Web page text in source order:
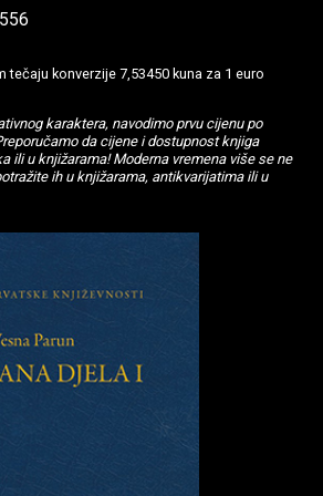
tečaju konverzije 7,53450 kuna za 1 euro
karaktera, navodimo prvu cijenu po
da cijene i dostupnost knjiga
ili u knjižarama! Moderna vremena više se ne
ih u knjižarama, antikvarijatima ili u